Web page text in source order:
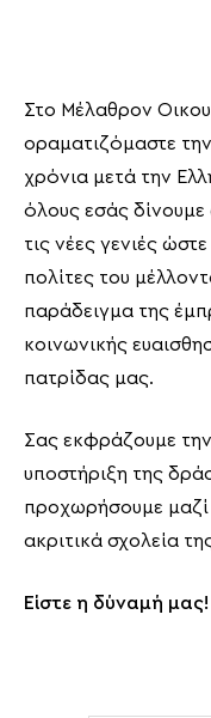
Στο Μέλαθρον
οραματιζόμαστε
χρόνια μετά την
όλους εσάς
τις νέες γενιές
πολίτες του
παράδειγμα της
κοινωνικής
πατρίδας μας.
Σας εκφράζουμε
υποστήριξη της
προχωρήσουμε μαζί
ακριτικά σχολεία
Είστε η δύναμή μας!